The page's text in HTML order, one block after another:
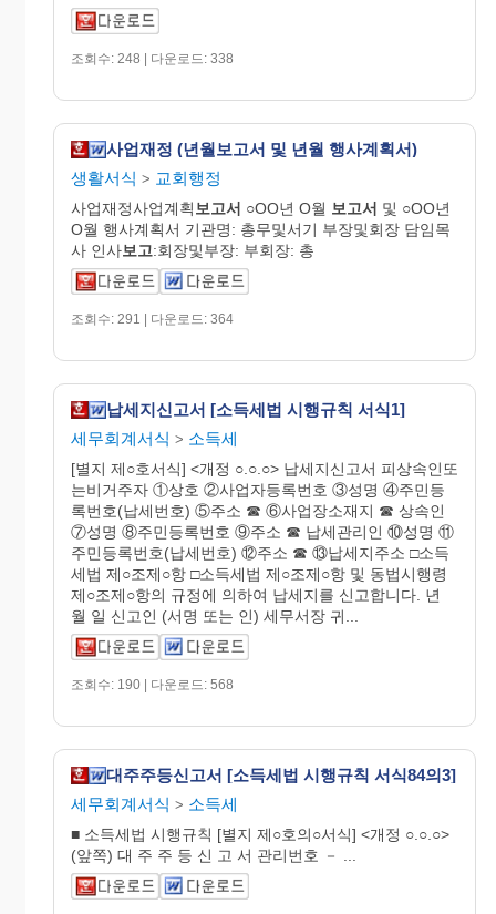
조회수: 248 | 다운로드: 338
사업재정 (년월보고서 및 년월 행사계획서)
생활서식 > 교회행정
사업재정사업계획 보고서 ○OO년 O월 보고서 및 ○OO년
O월 행사계획서 기관명: 총무및서기 부장및회장 담임목
사 인사보고:회장및부장: 부회장: 총
조회수: 291 | 다운로드: 364
납세지신고서 [소득세법 시행규칙 서식1]
세무회계서식 > 소득세
[별지 제○호서식] <개정 ○.○.○> 납세지신고서 피상속인또
는비거주자 ①상호 ②사업자등록번호 ③성명 ④주민등
록번호(납세번호) ⑤주소 ☎ ⑥사업장소재지 ☎ 상속인
⑦성명 ⑧주민등록번호 ⑨주소 ☎ 납세관리인 ⑩성명 ⑪
주민등록번호(납세번호) ⑫주소 ☎ ⑬납세지주소 □소득
세법 제○조제○항 □소득세법 제○조제○항 및 동법시행령
제○조제○항의 규정에 의하여 납세지를 신고합니다. 년
월 일 신고인 (서명 또는 인) 세무서장 귀...
조회수: 190 | 다운로드: 568
대주주등신고서 [소득세법 시행규칙 서식84의3]
세무회계서식 > 소득세
■ 소득세법 시행규칙 [별지 제○호의○서식] <개정 ○.○.○>
(앞쪽) 대 주 주 등 신 고 서 관리번호 － ...